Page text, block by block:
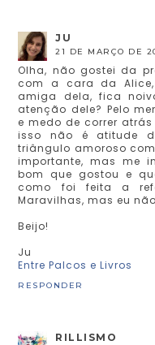
JU
21 DE MARÇO DE
Olha, não gostei da
com a cara da
amiga dela, fica
atenção dele? Pelo
e medo de correr
isso não é atitude
triângulo amoroso
importante, mas me
bom que gostou e
como foi feita a
Maravilhas, mas eu
Beijo!
Ju
Entre Palcos e Livros
RESPONDER
RILLISMO